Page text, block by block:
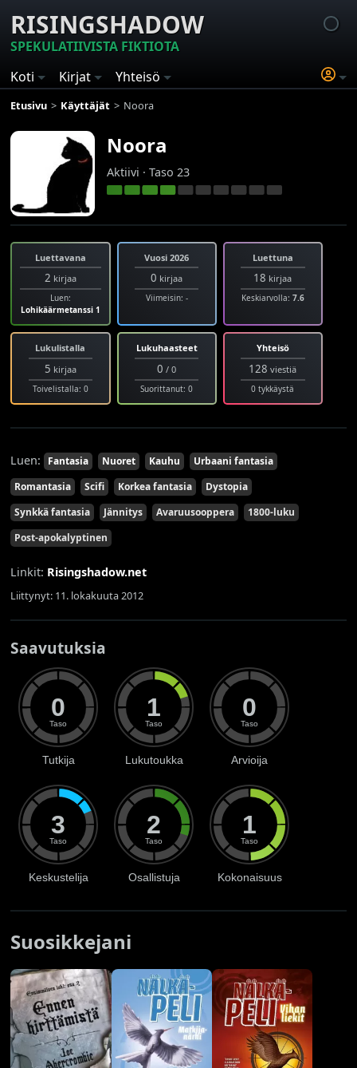
RISINGSHADOW
SPEKULATIIVISTA FIKTIOTA
Koti
Kirjat Yhteisö
Etusivu Käyttäjät Noora
Noora
Aktiivi · Taso 23
Luettavana
2 kirjaa
Luen:
Lohikäärmetanssi 1
Vuosi 2026
0 kirjaa
Viimeisin: -
Luettuna
18 kirjaa
Keskiarvolla: 7.6
Lukulistalla
5 kirjaa
Toivelistalla: 0
Lukuhaasteet
0 / 0
Suorittanut: 0
Yhteisö
128 viestiä
0 tykkäystä
Luen: Fantasia Nuoret Kauhu
Urbaani fantasia
Romantasia
Scifi Korkea fantasia
Dystopia
Synkkä fantasia
Jännitys Avaruusooppera
1800-luku
Post-apokalyptinen
Linkit: Risingshadow.net
Liittynyt: 11. lokakuuta 2012
Saavutuksia
0
Taso
Tutkija
1
Taso
Lukutoukka
0
Taso
Arvioija
3
Taso
Keskustelija
2
Taso
Osallistuja
1
Taso
Kokonaisuus
Suosikkejani